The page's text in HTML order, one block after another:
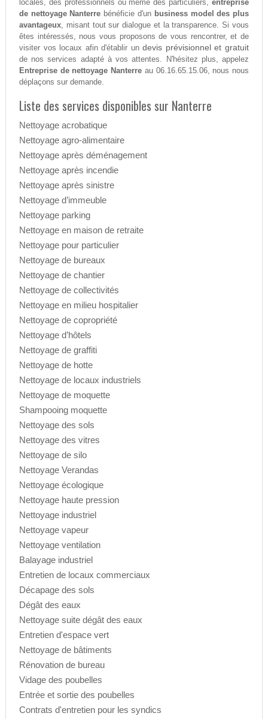
locales, des professionnels ou même des particuliers,entreprise
de nettoyage Nanterre bénéficie d'un business model des plus
avantageux, misant tout sur dialogue et la transparence. Si vous
êtes intéressés, nous vous proposons de vous rencontrer, et de
visiter vos locaux afin d'établir undevis prévisionnel et gratuit
de nos services adapté à vos attentes. N'hésitez plus, appelez
Entreprise de nettoyage Nanterre au 06.16.65.15.06, nous nous
déplaçons sur demande.
Liste des services disponibles sur Nanterre
Nettoyage acrobatique
Nettoyage agro-alimentaire
Nettoyage après déménagement
Nettoyage après incendie
Nettoyage après sinistre
Nettoyage d’immeuble
Nettoyage parking
Nettoyage en maison de retraite
Nettoyage pour particulier
Nettoyage de bureaux
Nettoyage de chantier
Nettoyage de collectivités
Nettoyage en milieu hospitalier
Nettoyage de copropriété
Nettoyage d’hôtels
Nettoyage de graffiti
Nettoyage de hotte
Nettoyage de locaux industriels
Nettoyage de moquette
Shampooing moquette
Nettoyage des sols
Nettoyage des vitres
Nettoyage de silo
Nettoyage Verandas
Nettoyage écologique
Nettoyage haute pression
Nettoyage industriel
Nettoyage vapeur
Nettoyage ventilation
Balayage industriel
Entretien de locaux commerciaux
Décapage des sols
Dégât des eaux
Nettoyage suite dégât des eaux
Entretien d'espace vert
Nettoyage de bâtiments
Rénovation de bureau
Vidage des poubelles
Entrée et sortie des poubelles
Contrats d'entretien pour les syndics